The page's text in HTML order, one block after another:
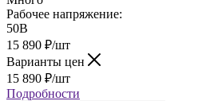
Рабочее напряжение:
50В
15 890 ₽/шт
Варианты цен
15 890 ₽/шт
Подробности